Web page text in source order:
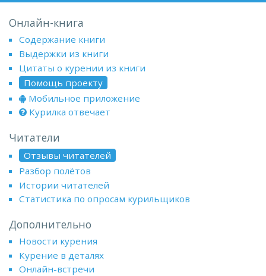
Онлайн-книга
Содержание книги
Выдержки из книги
Цитаты о курении из книги
Помощь проекту
Мобильное приложение
Курилка отвечает
Читатели
Отзывы читателей
Разбор полётов
Истории читателей
Статистика по опросам курильщиков
Дополнительно
Новости курения
Курение в деталях
Онлайн-встречи